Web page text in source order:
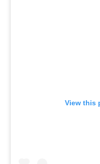
View this